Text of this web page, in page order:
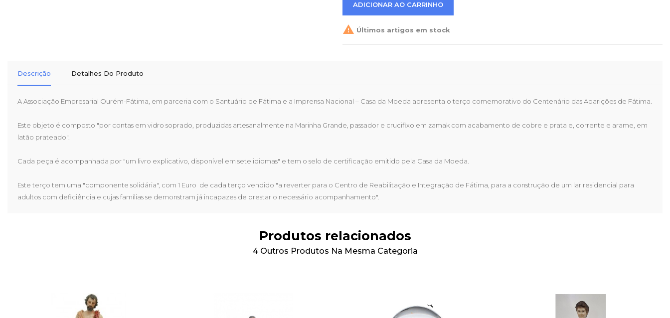
ADICIONAR AO CARRINHO
 Últimos artigos em stock
Descrição Detalhes Do Produto
A Associação Empresarial Ourém-Fátima, em parceria com o Santuário de Fátima e a Imprensa Nacional – Casa da Moeda apresenta o terço comemorativo do Centenário das Aparições de Fátima.
Este objeto é composto "por contas em vidro soprado, produzidas artesanalmente na Marinha Grande, passador e crucifixo em zamak com acabamento de cobre e prata e, corrente e arame, em
latão prateado".
Cada peça é acompanhada por "um livro explicativo, disponível em sete idiomas" e tem o selo de certificação emitido pela Casa da Moeda.
Este terço tem uma "componente solidária", com 1 Euro de cada terço vendido "a reverter para o Centro de Reabilitação e Integração de Fátima, para a construção de um lar residencial para
adultos com deficiência e cujas famílias se demonstram já incapazes de prestar o necessário acompanhamento".
Produtos relacionados
4 Outros Produtos Na Mesma Categoria